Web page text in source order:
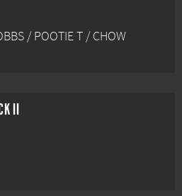
/ POOTIE T / CHOW
II